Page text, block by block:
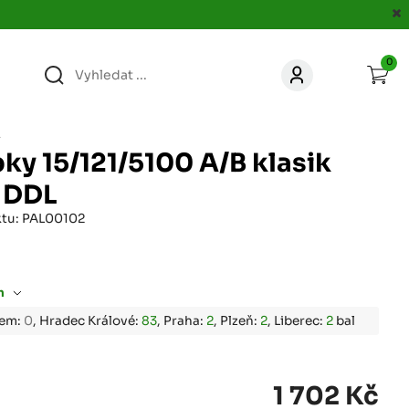
15/121/5100 A/B klasik
PAL00102
0, Hradec Králové: 83, Praha: 2, Plzeň: 2, Liberec: 2bal
1 702 Kč
0
jacer.cz
KONTAKT